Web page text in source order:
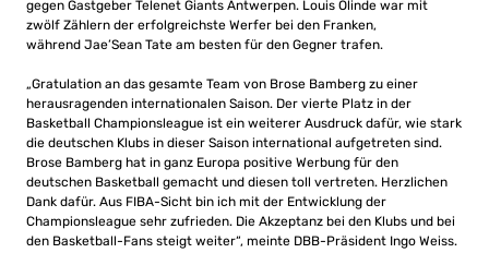
gegen Gastgeber Telenet Giants Antwerpen. Louis Olinde war mit
zwölf Zählern der erfolgreichste Werfer bei den Franken,
während Jae’Sean Tate am besten für den Gegner trafen.
„Gratulation an das gesamte Team von Brose Bamberg zu einer
herausragenden internationalen Saison. Der vierte Platz in der
Basketball Championsleague ist ein weiterer Ausdruck dafür, wie stark
die deutschen Klubs in dieser Saison international aufgetreten sind.
Brose Bamberg hat in ganz Europa positive Werbung für den
deutschen Basketball gemacht und diesen toll vertreten. Herzlichen
Dank dafür. Aus FIBA-Sicht bin ich mit der Entwicklung der
Championsleague sehr zufrieden. Die Akzeptanz bei den Klubs und bei
den Basketball-Fans steigt weiter“, meinte DBB-Präsident Ingo Weiss.